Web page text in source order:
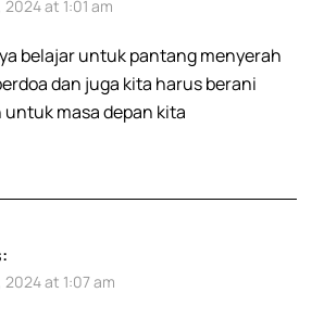
at 1:01 am
belajar untuk pantang menyerah
dan juga kita harus berani
masa depan kita
2024 at 1:07 am